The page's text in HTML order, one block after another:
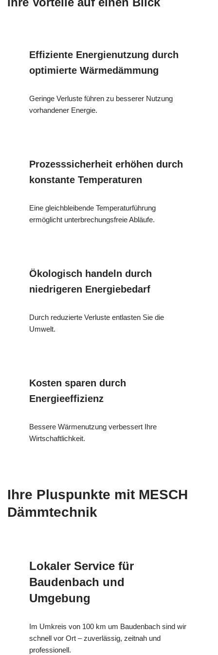
Effiziente Energienutzung durch
optimierte Wärmedämmung
Geringe Verluste führen zu besserer Nutzung
vorhandener Energie.
Prozesssicherheit erhöhen durch
konstante Temperaturen
Eine gleichbleibende Temperaturführung
ermöglicht unterbrechungsfreie Abläufe.
Ökologisch handeln durch
niedrigeren Energiebedarf
Durch reduzierte Verluste entlasten Sie die
Umwelt.
Kosten sparen durch
Energieeffizienz
Bessere Wärmenutzung verbessert Ihre
Wirtschaftlichkeit.
Ihre Pluspunkte mit MESCH
Dämmtechnik
Lokaler Service für
Baudenbach und
Umgebung
Im Umkreis von 100 km um Baudenbach sind wir
schnell vor Ort – zuverlässig, zeitnah und
professionell.